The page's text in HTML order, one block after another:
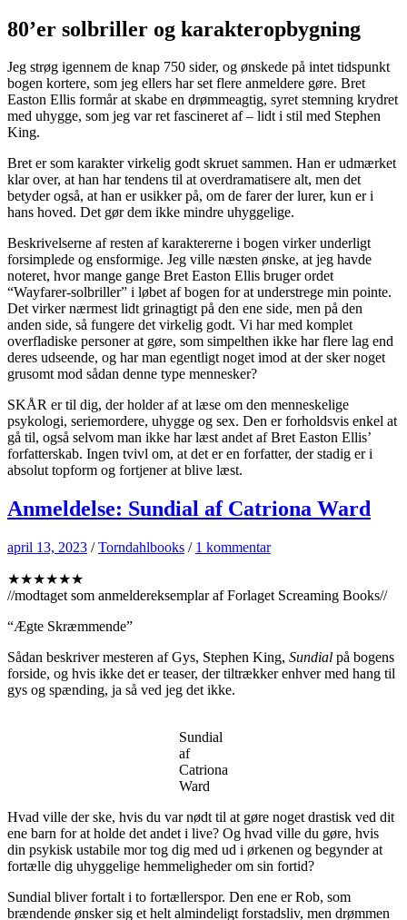
80’er solbriller og karakteropbygning
Jeg strøg igennem de knap 750 sider, og ønskede på intet tidspunkt
bogen kortere, som jeg ellers har set flere anmeldere gøre. Bret
Easton Ellis formår at skabe en drømmeagtig, syret stemning krydret
med uhygge, som jeg var ret fascineret af – lidt i stil med Stephen
King.
Bret er som karakter virkelig godt skruet sammen. Han er udmærket
klar over, at han har tendens til at overdramatisere alt, men det
betyder også, at han er usikker på, om de farer der lurer, kun er i
hans hoved. Det gør dem ikke mindre uhyggelige.
Beskrivelserne af resten af karaktererne i bogen virker underligt
forsimplede og ensformige. Jeg ville næsten ønske, at jeg havde
noteret, hvor mange gange Bret Easton Ellis bruger ordet
“Wayfarer-solbriller” i løbet af bogen for at understrege min pointe.
Det virker nærmest lidt grinagtigt på den ene side, men på den
anden side, så fungere det virkelig godt. Vi har med komplet
overfladiske personer at gøre, som simpelthen ikke har flere lag end
deres udseende, og har man egentligt noget imod at der sker noget
grusomt mod sådan denne type mennesker?
SKÅR er til dig, der holder af at læse om den menneskelige
psykologi, seriemordere, uhygge og sex. Den er forholdsvis enkel at
gå til, også selvom man ikke har læst andet af Bret Easton Ellis’
forfatterskab. Ingen tvivl om, at det er en forfatter, der stadig er i
absolut topform og fortjener at blive læst.
Anmeldelse: Sundial af Catriona Ward
april 13, 2023 /Torndahlbooks / 1 kommentar
★★★★★★
//modtaget som anmeldereksemplar af Forlaget Screaming Books//
“Ægte Skræmmende”
Sådan beskriver mesteren af Gys, Stephen King, Sundial på bogens
forside, og hvis ikke det er teaser, der tiltrækker enhver med hang til
gys og spænding, ja så ved jeg det ikke.
Sundial
af
Catriona
Ward
Hvad ville der ske, hvis du var nødt til at gøre noget drastisk ved dit
ene barn for at holde det andet i live? Og hvad ville du gøre, hvis
din psykisk ustabile mor tog dig med ud i ørkenen og begynder at
fortælle dig uhyggelige hemmeligheder om sin fortid?
Sundial bliver fortalt i to fortællerspor. Den ene er Rob, som
brændende ønsker sig et helt almindeligt forstadsliv, men drømmen